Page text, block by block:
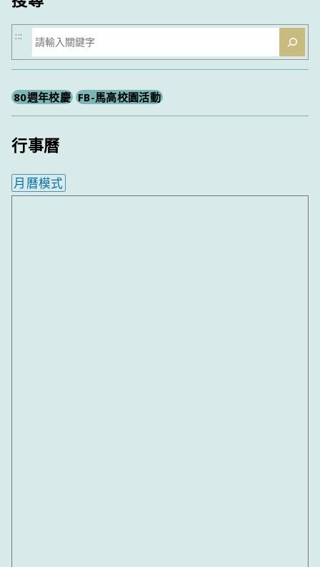
搜
尋
:::
80週年校慶 FB-馬高校園活動
行事曆
月曆模式